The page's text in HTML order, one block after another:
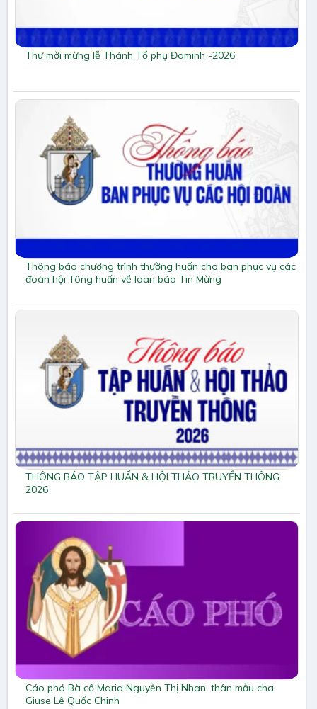
Thư mời mừng lễ Thánh Tổ phụ Đaminh -2026
Thông báo chương trình thường huấn cho ban phục vụ các
đoàn hội Tông huấn về loan báo Tin Mừng
THÔNG BÁO TẬP HUẤN & HỘI THẢO TRUYỀN THÔNG
2026
Cáo phó Bà cố Maria Nguyễn Thị Nhan, thân mẫu cha
Giuse Lê Quốc Chinh